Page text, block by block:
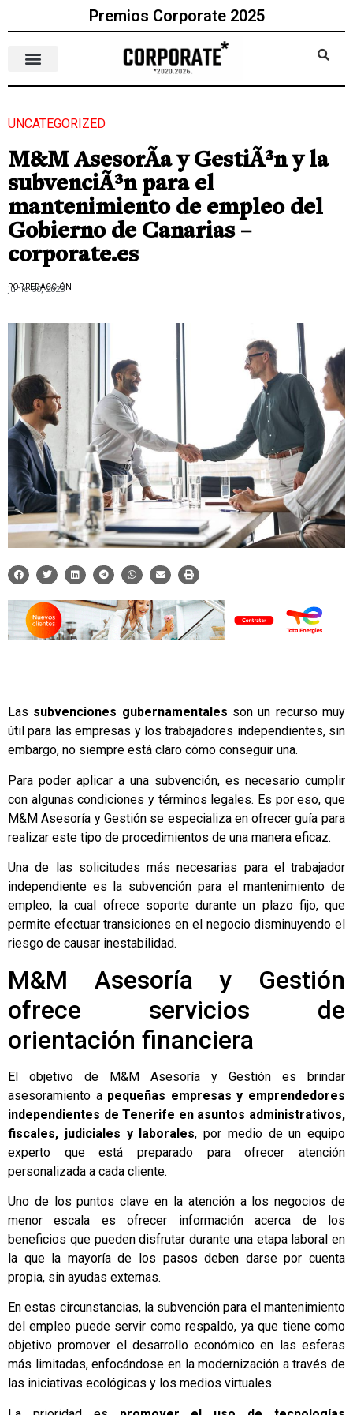
Premios Corporate 2025
UNCATEGORIZED
M&M AsesorÃ­a y GestiÃ³n y la
subvenciÃ³n para el
mantenimiento de empleo del
Gobierno de Canarias –
corporate.es
POR REDACCIÓN
junio 30, 2023
Las subvenciones gubernamentales son un recurso muy
útil para las empresas y los trabajadores independientes, sin
embargo, no siempre está claro cómo conseguir una.
Para poder aplicar a una subvención, es necesario cumplir
con algunas condiciones y términos legales. Es por eso, que
M&M Asesoría y Gestiónse especializa en ofrecer guía para
realizar este tipo de procedimientos de una manera eficaz.
Una de las solicitudes más necesarias para el trabajador
independiente es la subvención para el mantenimiento de
empleo, la cual ofrece soporte durante un plazo fijo, que
permite efectuar transiciones en el negocio disminuyendo el
riesgo de causar inestabilidad.
M&M Asesoría y Gestión
ofrece servicios de
orientación financiera
El objetivo de M&M Asesoría y Gestión es brindar
asesoramiento a pequeñas empresas y emprendedores
independientes de Tenerife en asuntos administrativos,
fiscales, judiciales y laborales, por medio de un equipo
experto que está preparado para ofrecer atención
personalizada a cada cliente.
Uno de los puntos clave en la atención a los negocios de
menor escala es ofrecer información acerca de los
beneficios que pueden disfrutar durante una etapa laboral en
la que la mayoría de los pasos deben darse por cuenta
propia, sin ayudas externas.
En estas circunstancias, la subvención para el mantenimiento
del empleo puede servir como respaldo, ya que tiene como
objetivo promover el desarrollo económico en las esferas
más limitadas, enfocándose en la modernización a través de
las iniciativas ecológicas y los medios virtuales.